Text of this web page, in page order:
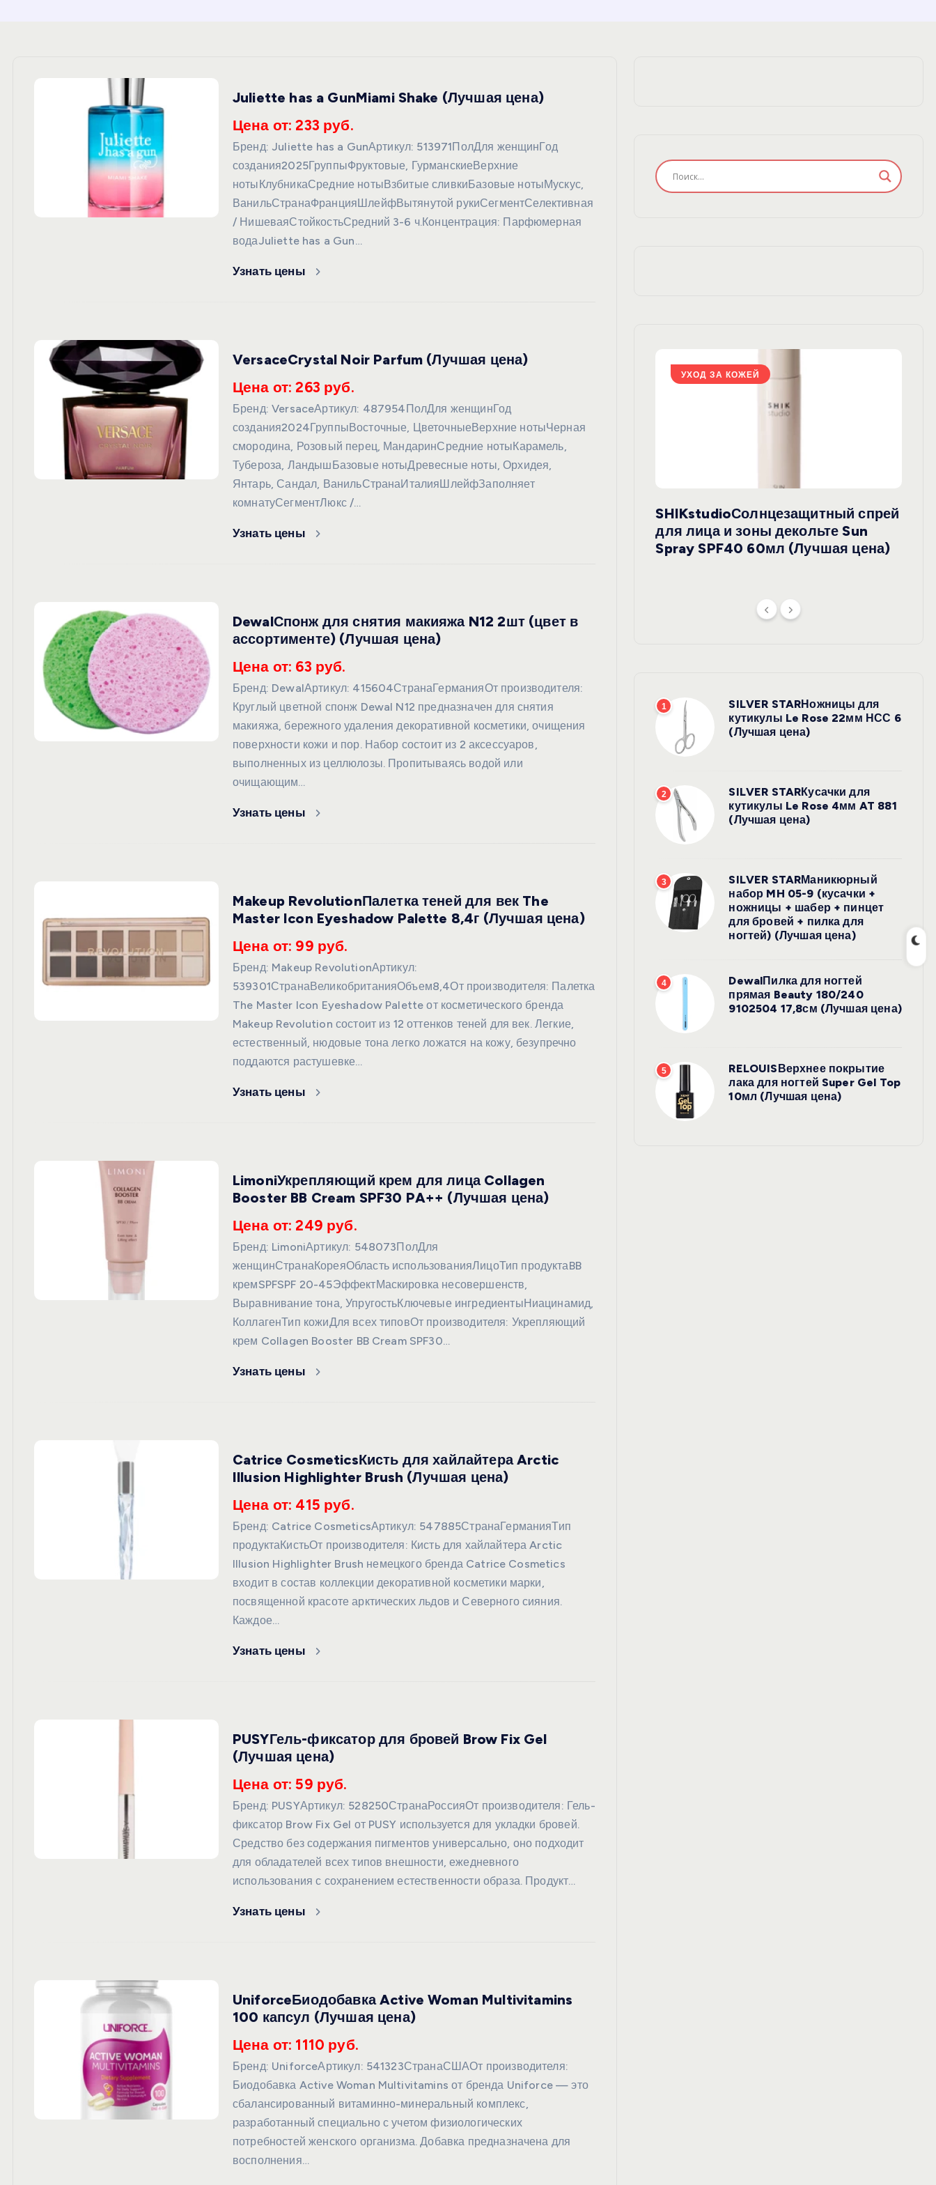
Juliette has a GunMiami Shake (Лучшая цена)
Цена от: 233 руб.
Бренд: Juliette has a GunАртикул: 513971ПолДля женщинГод
создания2025ГруппыФруктовые, ГурманскиеВерхние
нотыКлубникаСредние нотыВзбитые сливкиБазовые нотыМускус,
ВанильСтранаФранцияШлейфВытянутой рукиСегментСелективная
/ НишеваяСтойкостьСредний 3-6 ч.Концентрация: Парфюмерная
водаJuliette has a Gun…
Узнать цены
VersaceCrystal Noir Parfum (Лучшая цена)
Цена от: 263 руб.
Бренд: VersaceАртикул: 487954ПолДля женщинГод
создания2024ГруппыВосточные, ЦветочныеВерхние нотыЧерная
смородина, Розовый перец, МандаринСредние нотыКарамель,
Тубероза, ЛандышБазовые нотыДревесные ноты, Орхидея,
Янтарь, Сандал, ВанильСтранаИталияШлейфЗаполняет
комнатуСегментЛюкс /…
Узнать цены
DewalСпонж для снятия макияжа N12 2шт (цвет в
ассортименте) (Лучшая цена)
Цена от: 63 руб.
Бренд: DewalАртикул: 415604СтранаГерманияОт производителя:
Круглый цветной спонж Dewal N12 предназначен для снятия
макияжа, бережного удаления декоративной косметики, очищения
поверхности кожи и пор. Набор состоит из 2 аксессуаров,
выполненных из целлюлозы. Пропитываясь водой или
очищающим…
Узнать цены
Makeup RevolutionПалетка теней для век The
Master Icon Eyeshadow Palette 8,4г (Лучшая цена)
Цена от: 99 руб.
Бренд: Makeup RevolutionАртикул:
539301СтранаВеликобританияОбъем8,4От производителя: Палетка
The Master Icon Eyeshadow Palette от косметического бренда
Makeup Revolution состоит из 12 оттенков теней для век. Легкие,
естественный, нюдовые тона легко ложатся на кожу, безупречно
поддаются растушевке…
Узнать цены
LimoniУкрепляющий крем для лица Collagen
Booster BB Cream SPF30 PA++ (Лучшая цена)
Цена от: 249 руб.
Бренд: LimoniАртикул: 548073ПолДля
женщинСтранаКореяОбласть использованияЛицоТип продуктаBB
кремSPFSPF 20-45ЭффектМаскировка несовершенств,
Выравнивание тона, УпругостьКлючевые ингредиентыНиацинамид,
КоллагенТип кожиДля всех типовОт производителя: Укрепляющий
крем Collagen Booster BB Cream SPF30…
Узнать цены
Catrice CosmeticsКисть для хайлайтера Arctic
Illusion Highlighter Brush (Лучшая цена)
Цена от: 415 руб.
Бренд: Catrice CosmeticsАртикул: 547885СтранаГерманияТип
продуктаКистьОт производителя: Кисть для хайлайтера Arctic
Illusion Highlighter Brush немецкого бренда Catrice Cosmetics
входит в состав коллекции декоративной косметики марки,
посвященной красоте арктических льдов и Северного сияния.
Каждое…
Узнать цены
PUSYГель-фиксатор для бровей Brow Fix Gel
(Лучшая цена)
Цена от: 59 руб.
Бренд: PUSYАртикул: 528250СтранаРоссияОт производителя: Гель-
фиксатор Brow Fix Gel от PUSY используется для укладки бровей.
Средство без содержания пигментов универсально, оно подходит
для обладателей всех типов внешности, ежедневного
использования с сохранением естественности образа. Продукт…
Узнать цены
UniforceБиодобавка Active Woman Multivitamins
100 капсул (Лучшая цена)
Цена от: 1110 руб.
Бренд: UniforceАртикул: 541323СтранаСШАОт производителя:
Биодобавка Active Woman Multivitamins от бренда Uniforce — это
сбалансированный витаминно-минеральный комплекс,
разработанный специально с учетом физиологических
потребностей женского организма. Добавка предназначена для
восполнения…
УХОД ЗА КОЖЕЙ
SHIKstudioСолнцезащитный спрей
для лица и зоны декольте Sun
Spray SPF40 60мл (Лучшая цена)
1
SILVER STARНожницы для
кутикулы Le Rose 22мм НСС 6
(Лучшая цена)
2
SILVER STARКусачки для
кутикулы Le Rose 4мм AT 881
(Лучшая цена)
3
SILVER STARМаникюрный
набор MH 05-9 (кусачки +
ножницы + шабер + пинцет
для бровей + пилка для
ногтей) (Лучшая цена)
4
DewalПилка для ногтей
прямая Beauty 180/240
9102504 17,8см (Лучшая цена)
5
RELOUISВерхнее покрытие
лака для ногтей Super Gel Top
10мл (Лучшая цена)